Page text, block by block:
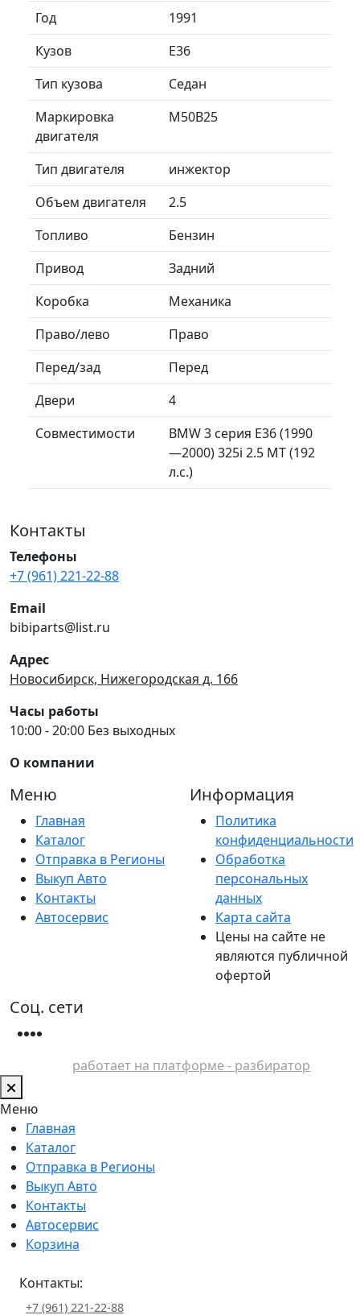
Год
1991
Кузов
E36
Тип кузова
Седан
Маркировка
двигателя
M50B25
Тип двигателя
инжектор
Объем двигателя
2.5
Топливо
Бензин
Привод
Задний
Коробка
Механика
Право/лево
Право
Перед/зад
Перед
Двери
4
Совместимости
BMW 3 серия E36 (1990
—2000) 325i 2.5 MT (192
л.с.)
Контакты
Телефоны
+7 (961) 221-22-88
Email
bibiparts@list.ru
Адрес
Новосибирск, Нижегородская д. 166
Часы работы
10:00 - 20:00 Без выходных
О компании
Меню
Главная
Каталог
Отправка в Регионы
Выкуп Авто
Контакты
Автосервис
Информация
Политика
конфиденциальности
Обработка
персональных
данных
Карта сайта
Цены на сайте не
являются публичной
офертой
Соц. сети
работает на платформе - разбиратор
Меню
Главная
Каталог
Отправка в Регионы
Выкуп Авто
Контакты
Автосервис
Корзина
Контакты:
+7 (961) 221-22-88